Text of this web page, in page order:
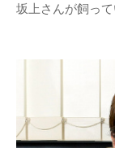
坂上さんが飼っ